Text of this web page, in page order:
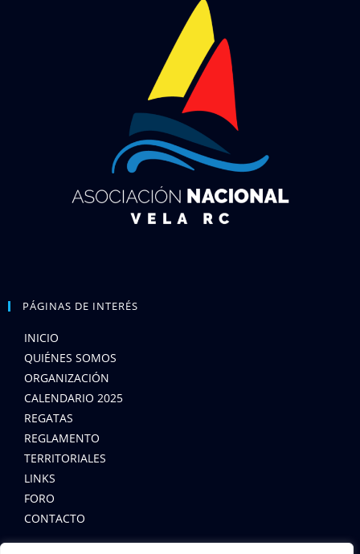
PÁGINAS DE INTERÉS
INICIO
QUIÉNES SOMOS
ORGANIZACIÓN
CALENDARIO 2025
REGATAS
REGLAMENTO
TERRITORIALES
LINKS
FORO
CONTACTO